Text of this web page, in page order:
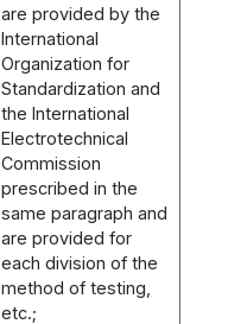
are provided by the
International
Organization for
Standardization and
the International
Electrotechnical
Commission
prescribed in the
same paragraph and
are provided for
each division of the
method of testing,
etc.;